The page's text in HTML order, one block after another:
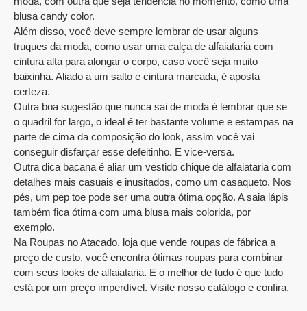
blusa candy color.
Além disso, você deve sempre lembrar de usar alguns
truques da moda, como usar uma calça de alfaiataria com
cintura alta para alongar o corpo, caso você seja muito
baixinha. Aliado a um salto e cintura marcada, é aposta
certeza.
Outra boa sugestão que nunca sai de moda é lembrar que se
o quadril for largo, o ideal é ter bastante volume e estampas na
parte de cima da composição do look, assim você vai
conseguir disfarçar esse defeitinho. E vice-versa.
Outra dica bacana é aliar um vestido chique de alfaiataria com
detalhes mais casuais e inusitados, como um casaqueto. Nos
pés, um pep toe pode ser uma outra ótima opção. A saia lápis
também fica ótima com uma blusa mais colorida, por
exemplo.
Na Roupas no Atacado, loja que vende roupas de fábrica a
preço de custo, você encontra ótimas roupas para combinar
com seus looks de alfaiataria. E o melhor de tudo é que tudo
está por um preço imperdível. Visite nosso catálogo e confira.